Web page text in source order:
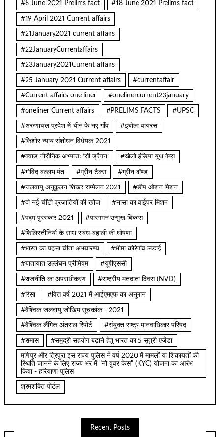
#8 June 2021 Prelims fact #18 June 2021 Prelims fact
#19 April 2021 Current affairs
#21January2021 current affairs
#22JanuaryCurrentaffairs
#23January2021Current affairs
#25 January 2021 Current affairs #currentaffair
#Current affairs one liner #onelinercurrent23january
#oneliner Current affairs #PRELIMS FACTS #UPSC
#अरुणाचल प्रदेश में चीन के नए गाँव #इबोला वायरस
#किशोर न्याय संशोधन विधेयक 2021
#क्वाड नौसैनिक अभ्यास: ‘सी ड्रैगन’ #खेलो इंडिया यूथ गेम्स
#गोविंद बल्लभ पंत #ग्रीन टैक्स #ग्रीन बॉण्ड
#जलवायु अनुकूलन शिखर सम्मेलन 2021 #डीप ओशन मिशन
#दो नई चींटी प्रजातियों की खोज #नासा का वाईपर मिशन
#पद्म पुरस्कार 2021 #पारगमन उन्मुख विकास
#फिलिस्तीनियों के साथ संबंध-बहाली की घोषणा
#भारत का पहला चीता अभयारण्य #भीमा कोरेगांव लड़ाई
#यातायात उल्लंघन प्रीमियम #यूपीएससी
#राजनीति का अपराधीकरण #राष्ट्रीय मतदाता दिवस (NVD)
#रिसा #वित्त वर्ष 2021 में आईएमएफ का अनुमान
#वैश्विक जलवायु जोखिम सूचकांक - 2021
#वैश्विक लैंगिक अंतराल रिपोर्ट #संयुक्त राष्ट्र मानवाधिकार परिषद
#समास #समुद्री सहयोग बढ़ाने हेतु भारत का 5 सूत्री एजेंडा
मणिपुर और त्रिपुरा इस राज्य पुलिस ने वर्ष 2020 में मामलों या शिकायतों की
स्थिति जानने के लिए राज्य भर में "नो युवर केस" (KYC) योजना का आरंभ
किया - हरियाणा पुलिस
श्रमशक्ति पोर्टल
Recent Posts